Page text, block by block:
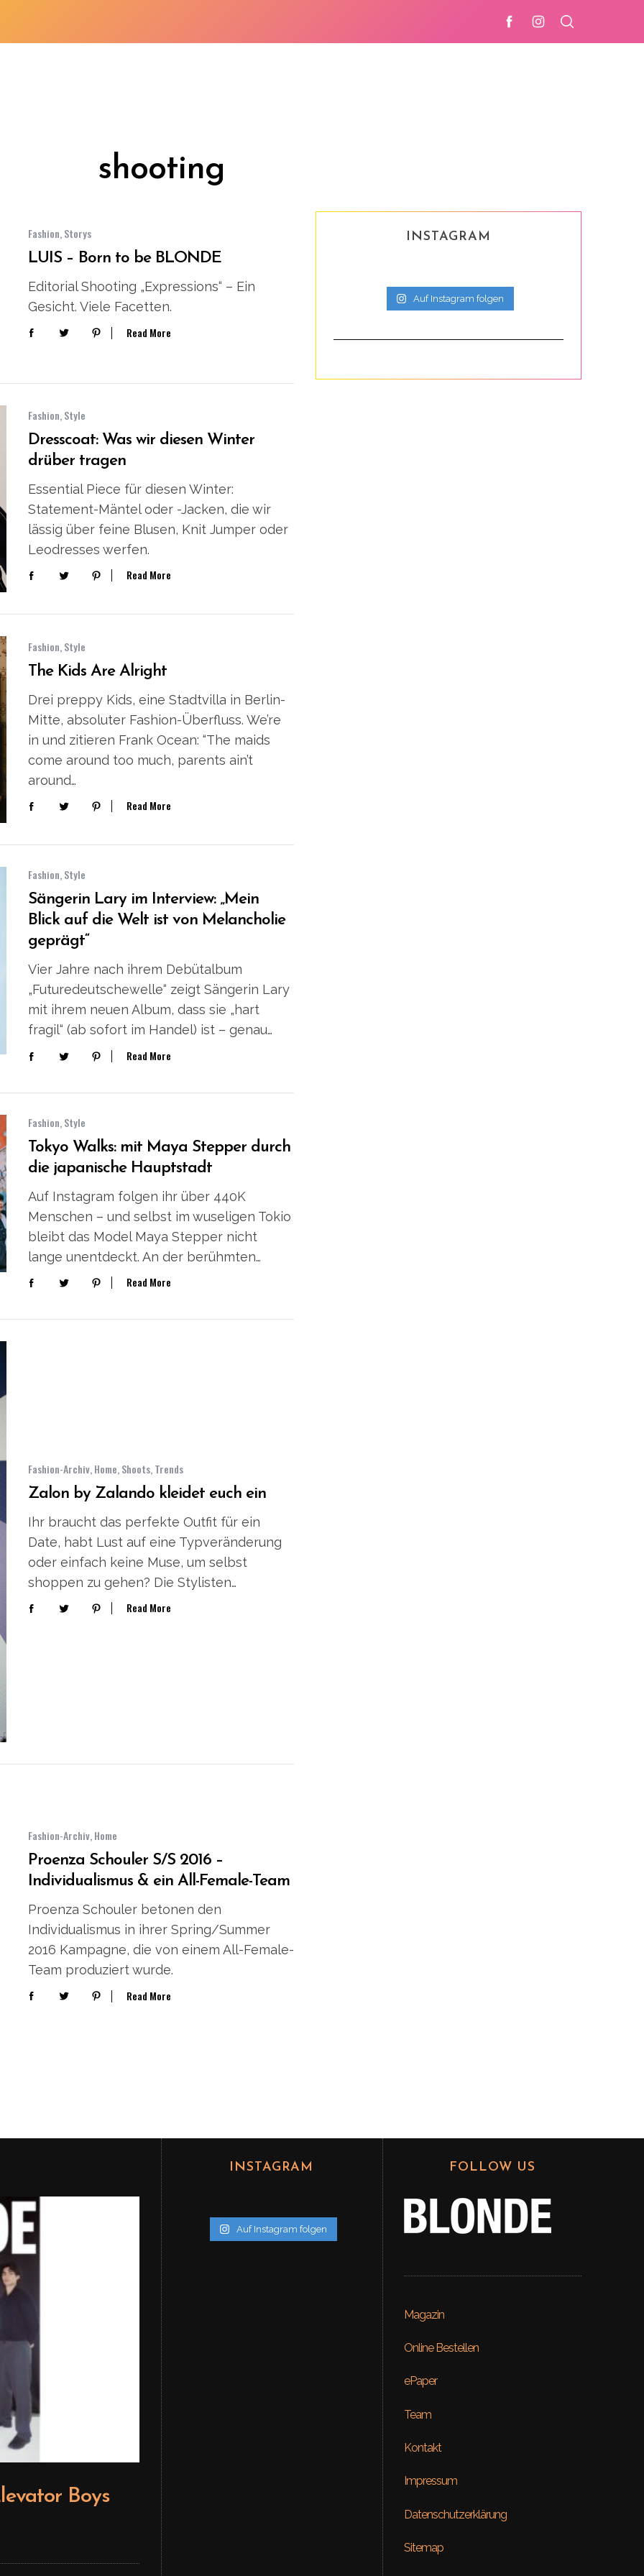
shooting
Fashion,Storys
LUIS – Born to be BLONDE
Editorial Shooting „Expressions“ – Ein
Gesicht. Viele Facetten.
Read More
Fashion,Style
Dresscoat: Was wir diesen Winter
drüber tragen
Essential Piece für diesen Winter:
Statement-Mäntel oder -Jacken, die wir
lässig über feine Blusen, Knit Jumper oder
Leodresses werfen.
Read More
Fashion,Style
The Kids Are Alright
Drei preppy Kids, eine Stadtvilla in Berlin-
Mitte, absoluter Fashion-Überfluss. We’re
in und zitieren Frank Ocean: “The maids
come around too much, parents ain’t
around…
Read More
Fashion,Style
Sängerin Lary im Interview: „Mein
Blick auf die Welt ist von Melancholie
geprägt“
Vier Jahre nach ihrem Debütalbum
„Futuredeutschewelle“ zeigt Sängerin Lary
mit ihrem neuen Album, dass sie „hart
fragil“ (ab sofort im Handel) ist – genau…
Read More
Fashion,Style
Tokyo Walks: mit Maya Stepper durch
die japanische Hauptstadt
Auf Instagram folgen ihr über 440K
Menschen – und selbst im wuseligen Tokio
bleibt das Model Maya Stepper nicht
lange unentdeckt. An der berühmten…
Read More
Fashion-Archiv,Home,Shoots,Trends
Zalon by Zalando kleidet euch ein
Ihr braucht das perfekte Outfit für ein
Date, habt Lust auf eine Typveränderung
oder einfach keine Muse, um selbst
shoppen zu gehen? Die Stylisten…
Read More
Fashion-Archiv,Home
Proenza Schouler S/S 2016 –
Individualismus & ein All-Female-Team
Proenza Schouler betonen den
Individualismus in ihrer Spring/Summer
2016 Kampagne, die von einem All-Female-
Team produziert wurde.
Read More
INSTAGRAM
Auf Instagram folgen
ON REPEAT- Sienna Spiro selects
INSTAGRAM
Auf Instagram folgen
FOLLOW US
Magazin
Online Bestellen
ePaper
Team
Kontakt
Impressum
Datenschutzerklärung
Sitemap